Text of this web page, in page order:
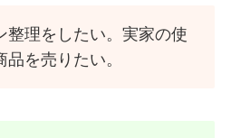
整理をしたい。実家の使
を売りたい。